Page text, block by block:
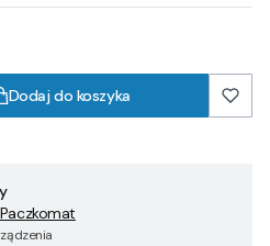
Dodaj do koszyka